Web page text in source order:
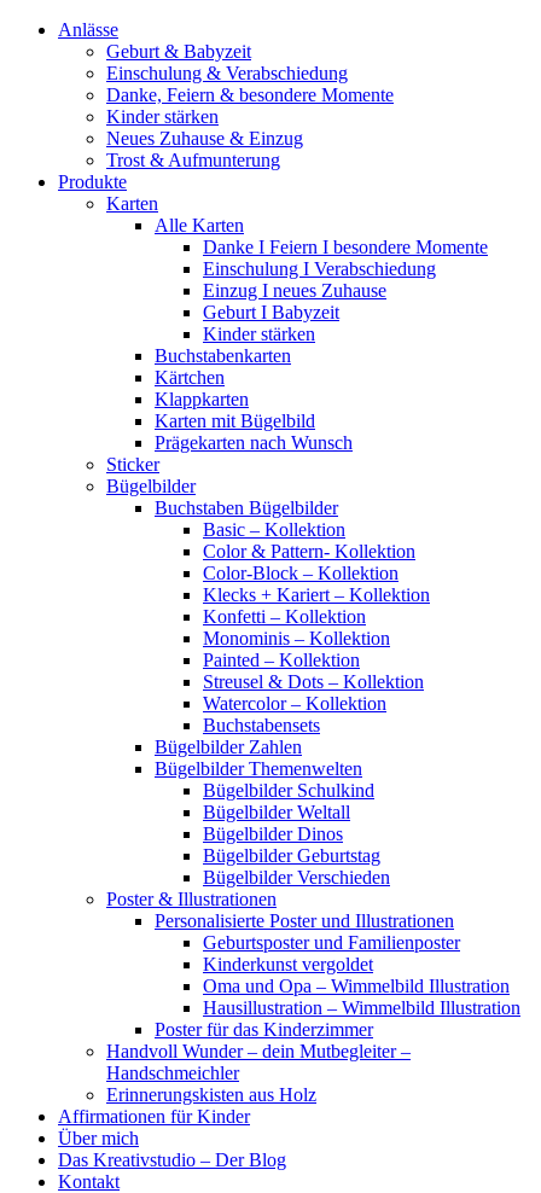
Anlässe
Geburt & Babyzeit
Einschulung & Verabschiedung
Danke, Feiern & besondere Momente
Kinder stärken
Neues Zuhause & Einzug
Trost & Aufmunterung
Produkte
Karten
Alle Karten
Danke I Feiern I besondere Momente
Einschulung I Verabschiedung
Einzug I neues Zuhause
Geburt I Babyzeit
Kinder stärken
Buchstabenkarten
Kärtchen
Klappkarten
Karten mit Bügelbild
Prägekarten nach Wunsch
Sticker
Bügelbilder
Buchstaben Bügelbilder
Basic – Kollektion
Color & Pattern- Kollektion
Color-Block – Kollektion
Klecks + Kariert – Kollektion
Konfetti – Kollektion
Monominis – Kollektion
Painted – Kollektion
Streusel & Dots – Kollektion
Watercolor – Kollektion
Buchstabensets
Bügelbilder Zahlen
Bügelbilder Themenwelten
Bügelbilder Schulkind
Bügelbilder Weltall
Bügelbilder Dinos
Bügelbilder Geburtstag
Bügelbilder Verschieden
Poster & Illustrationen
Personalisierte Poster und Illustrationen
Geburtsposter und Familienposter
Kinderkunst vergoldet
Oma und Opa – Wimmelbild Illustration
Hausillustration – Wimmelbild Illustration
Poster für das Kinderzimmer
Handvoll Wunder – dein Mutbegleiter –
Handschmeichler
Erinnerungskisten aus Holz
Affirmationen für Kinder
Über mich
Das Kreativstudio – Der Blog
Kontakt